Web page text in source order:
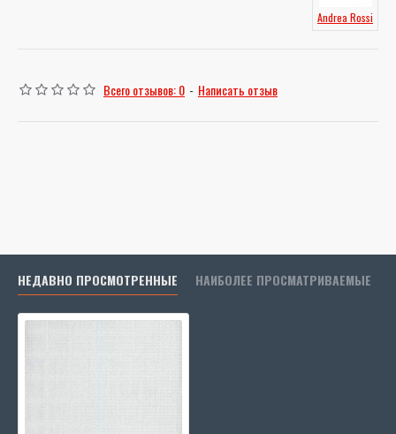
Andrea Rossi
Всего отзывов: 0 - Написать отзыв
НЕДАВНО ПРОСМОТРЕННЫЕ НАИБОЛЕЕ ПРОСМАТРИВАЕМЫЕ